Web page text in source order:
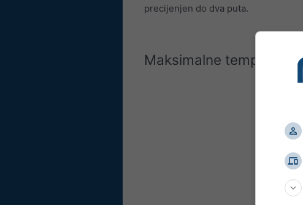
precijenjen do dva puta.
Maksimalne